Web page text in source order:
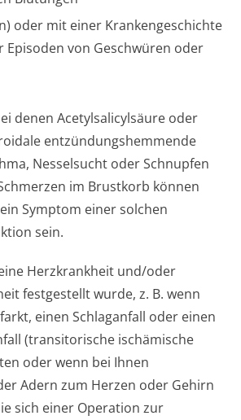
oder mit einer Krankengeschichte
Episoden von Geschwüren oder
denen Acetylsalicylsäure oder
entzündungshemmende
Nesselsucht oder Schnupfen
im Brustkorb können
Symptom einer solchen
sein.
Herzkrankheit und/oder
festgestellt wurde, z. B. wenn
einen Schlaganfall oder einen
(transitorische ischämische
oder wenn bei Ihnen
Adern zum Herzen oder Gehirn
sich einer Operation zur